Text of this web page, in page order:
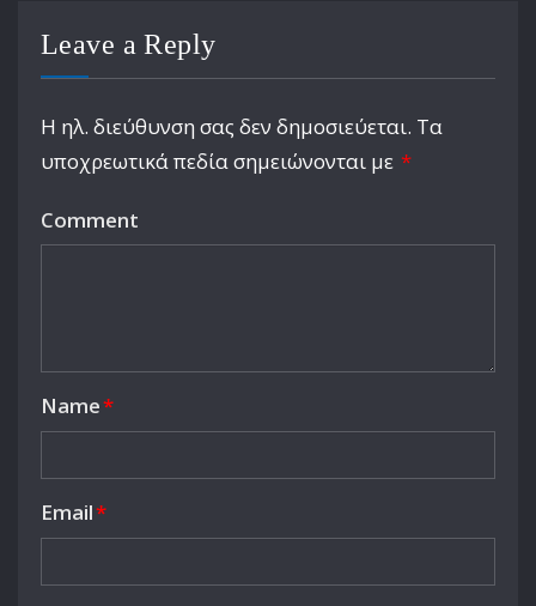
Leave a Reply
Η ηλ. διεύθυνση σας δεν δημοσιεύεται. Τα
υποχρεωτικά πεδία σημειώνονται με *
Comment
Name*
Email*